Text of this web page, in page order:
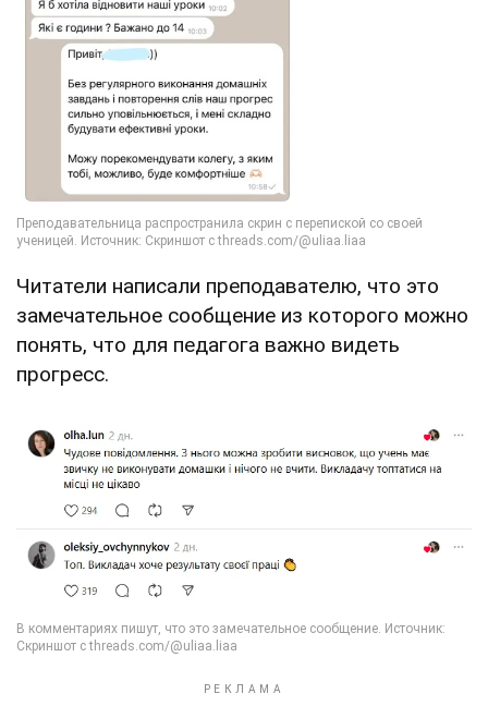
Читатели написали преподавателю, что это
замечательное сообщение из которого можно
понять, что для педагога важно видеть
прогресс.